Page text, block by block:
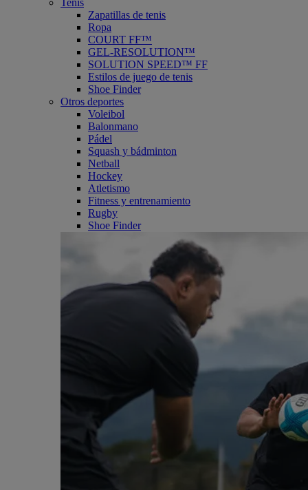
Tenis
Zapatillas de tenis
Ropa
COURT FF™
GEL-RESOLUTION™
SOLUTION SPEED™ FF
Estilos de juego de tenis
Shoe Finder
Otros deportes
Voleibol
Balonmano
Pádel
Squash y bádminton
Netball
Hockey
Atletismo
Fitness y entrenamiento
Rugby
Shoe Finder